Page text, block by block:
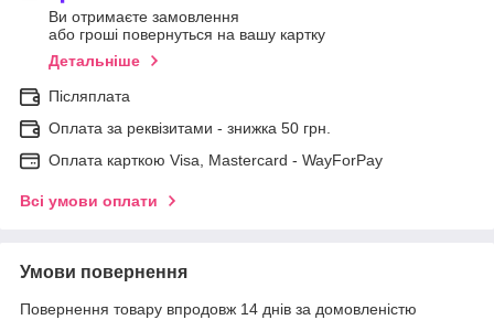
Ви отримаєте замовлення
або гроші повернуться на вашу картку
Детальніше
Післяплата
Оплата за реквізитами - знижка 50 грн.
Оплата карткою Visa, Mastercard - WayForPay
Всі умови оплати
Умови повернення
Повернення товару впродовж 14 днів за домовленістю